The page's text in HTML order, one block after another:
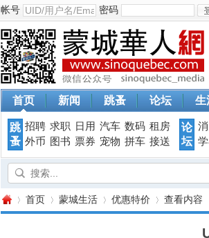
帐号 密码
首页 新闻 跳蚤 论坛 生
跳
蚤
招聘 求职 日用 汽车 数码 租房
外币
图书 票券 宠物 拼车 接送
论
坛
首页 蒙城生活 优惠特价 查看内容